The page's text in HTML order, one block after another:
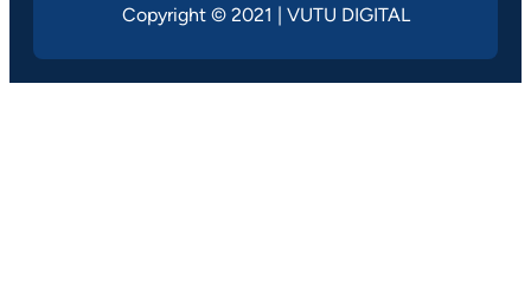
Copyright © 2021 | VUTU DIGITAL